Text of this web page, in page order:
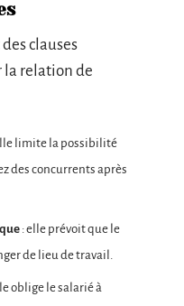
clauses
la relation de
limite la possibilité
des concurrents après
: elle prévoit que le
de lieu de travail.
oblige le salarié à